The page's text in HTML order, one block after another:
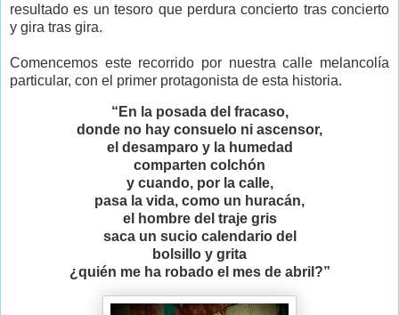
resultado es un tesoro que perdura concierto tras concierto
y gira tras gira.
Comencemos este recorrido por nuestra calle melancolía
particular, con el primer protagonista de esta historia.
“En la posada del fracaso,
donde no hay consuelo ni ascensor,
el desamparo y la humedad
comparten colchón
y cuando, por la calle,
pasa la vida, como un huracán,
el hombre del traje gris
saca un sucio calendario del
bolsillo y grita
¿quién me ha robado el mes de abril?”